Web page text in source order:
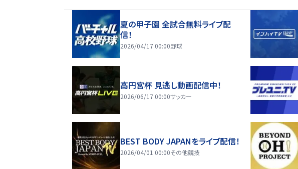
夏の甲子園 全試合無料ライブ配
信！
2026/04/17 00:00野球
高円宮杯 見逃し動画配信中！
2026/06/17 00:00サッカー
BEST BODY JAPANをライブ配信！
2026/04/01 00:00その他競技